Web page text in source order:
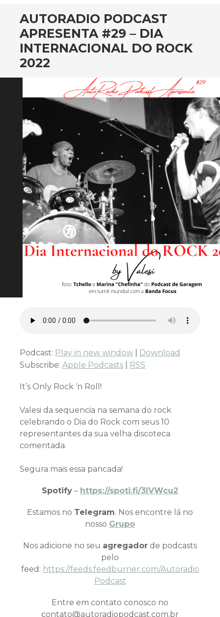
AUTORADIO PODCAST
APRESENTA #29 – DIA
INTERNACIONAL DO ROCK
2022
Podcast: Play in new window
Download
Subscribe: Apple Podcasts RSS
It’s Only Rock ‘n Roll!
Valesi da sequencia na semana do rock
celebrando o Dia do Rock com seus 10
representantes da sua velha discoteca
comentada.
Segura mais essa pancada!
Spotify – https://spoti.fi/3IVWcu2
Estamos no Telegram. Nos encontre lá no
nosso Grupo
Nos adicione no seu agregador de podcasts
pelo
feed: https://feeds.feedburner.com/Autoradio
Podcast
Entre em contato conosco no
contato@autoradiopodcast.com.br